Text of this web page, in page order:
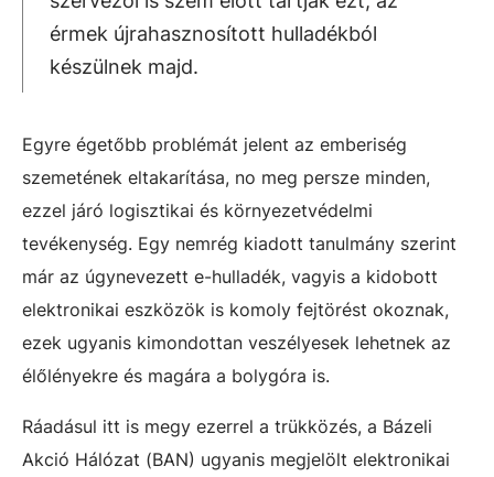
érmek újrahasznosított hulladékból
készülnek majd.
Egyre égetőbb problémát jelent az emberiség
szemetének eltakarítása, no meg persze minden,
ezzel járó logisztikai és környezetvédelmi
tevékenység. Egy nemrég kiadott tanulmány szerint
már az úgynevezett e-hulladék, vagyis a kidobott
elektronikai eszközök is komoly fejtörést okoznak,
ezek ugyanis kimondottan veszélyesek lehetnek az
élőlényekre és magára a bolygóra is.
Ráadásul itt is megy ezerrel a trükközés, a Bázeli
Akció Hálózat (BAN) ugyanis megjelölt elektronikai